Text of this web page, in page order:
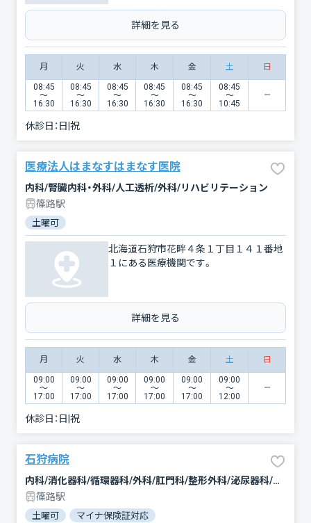
詳細を見る
月 火 水 木 金 土 日
08:45
〜
16:30
08:45
〜
16:30
08:45
〜
16:30
08:45
〜
16:30
08:45
〜
16:30
08:45
〜
10:45
休診日： 日|祝
医療法人はまなすはまなす医院
内科/腎臓内科・外科/人工透析/外科/リハビリテーション
篠路駅
土曜可
北海道石狩市花畔４条１丁目１４１番地
１にある医療機関です。
詳細を見る
月 火 水 木 金 土 日
09:00
〜
17:00
09:00
〜
17:00
09:00
〜
17:00
09:00
〜
17:00
09:00
〜
17:00
09:00
〜
12:00
休診日： 日|祝
石狩病院
内科/消化器科/循環器科/外科/肛門科/整形外科/泌尿器科/漢方内科
篠路駅
土曜可 マイナ保険証対応